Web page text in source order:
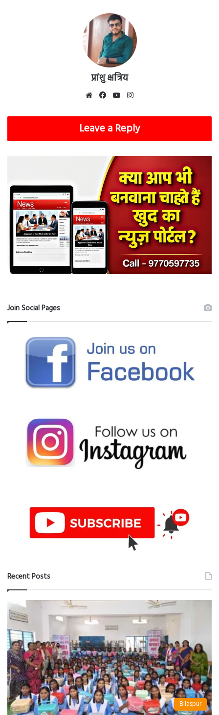
प्रांशु क्षत्रिय
WebsiteFacebookYouTube
Leave a Reply
Join Social Pages
Recent Posts
Bilaspur